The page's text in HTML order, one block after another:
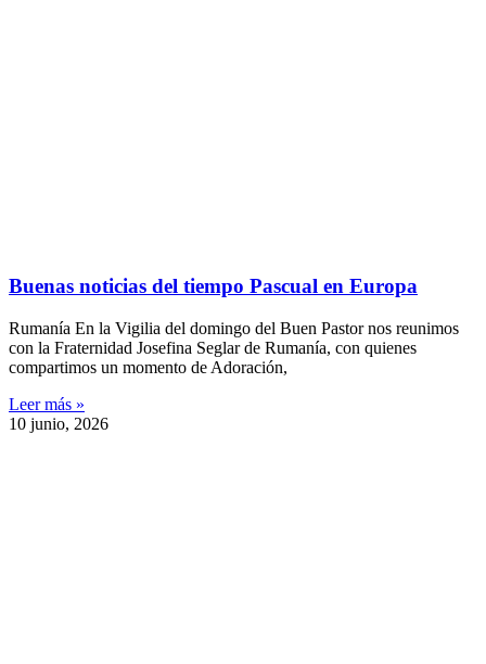
Buenas noticias del tiempo Pascual en Europa
Rumanía En la Vigilia del domingo del Buen Pastor nos reunimos
con la Fraternidad Josefina Seglar de Rumanía, con quienes
compartimos un momento de Adoración,
Leer más »
10 junio, 2026